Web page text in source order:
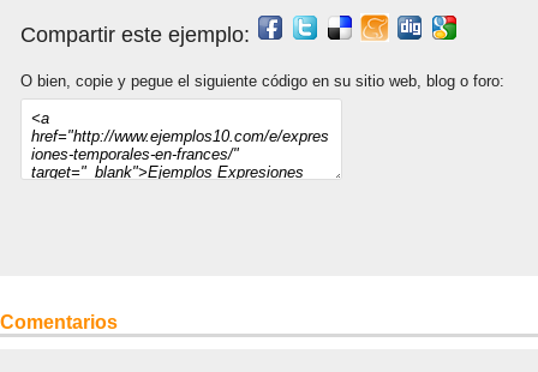
Compartir este ejemplo:
O bien, copie y pegue el siguiente código en su sitio web, blog o foro:
Comentarios